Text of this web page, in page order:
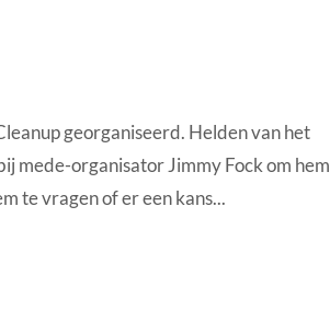
georganiseerd. Helden van het
mede-organisator Jimmy Fock om hem
te vragen of er een kans...